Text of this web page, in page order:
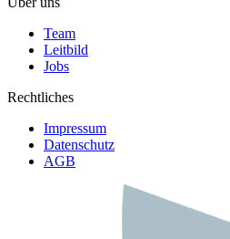
Team
Leitbild
Jobs
Rechtliches
Impressum
Datenschutz
AGB